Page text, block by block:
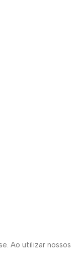
Ao utilizar nossos